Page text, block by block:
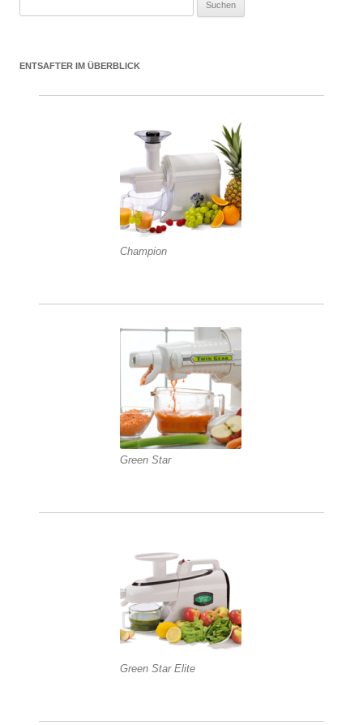
ENTSAFTER IM ÜBERBLICK
Champion
Green Star
Green Star Elite